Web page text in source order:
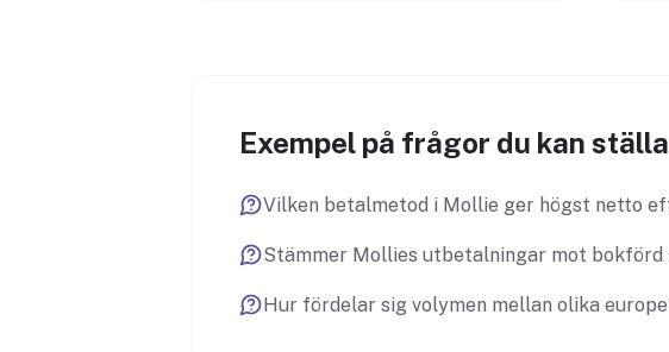
Exempel på frågor du kan ställa
Vilken betalmetod i Mollie ger högst netto
Stämmer Mollies utbetalningar mot bokförd
Hur fördelar sig volymen mellan olika